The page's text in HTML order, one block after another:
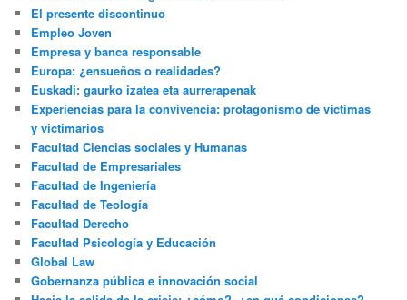
El presente discontinuo
Empleo Joven
Empresa y banca responsable
Europa: ¿ensueños o realidades?
Euskadi: gaurko izatea eta aurrerapenak
Experiencias para la convivencia: protagonismo de víctimas
y victimarios
Facultad Ciencias sociales y Humanas
Facultad de Empresariales
Facultad de Ingeniería
Facultad de Teología
Facultad Derecho
Facultad Psicología y Educación
Global Law
Gobernanza pública e innovación social